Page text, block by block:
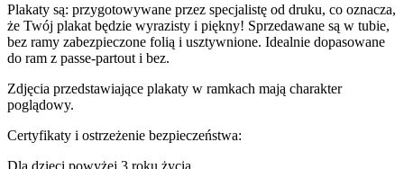
Plakaty są: przygotowywane przez specjalistę od druku, co oznacza,
że Twój plakat będzie wyrazisty i piękny! Sprzedawane są w tubie,
bez ramy zabezpieczone folią i usztywnione. Idealnie dopasowane
do ram z passe-partout i bez.
Zdjęcia przedstawiające plakaty w ramkach mają charakter
poglądowy.
Certyfikaty i ostrzeżenie bezpieczeństwa:
Dla dzieci powyżej 3 roku życia.